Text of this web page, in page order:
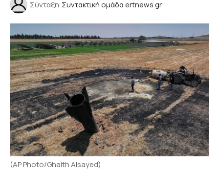
Σύνταξη Συντακτική ομάδα ertnews.gr
(AP Photo/Ghaith Alsayed)